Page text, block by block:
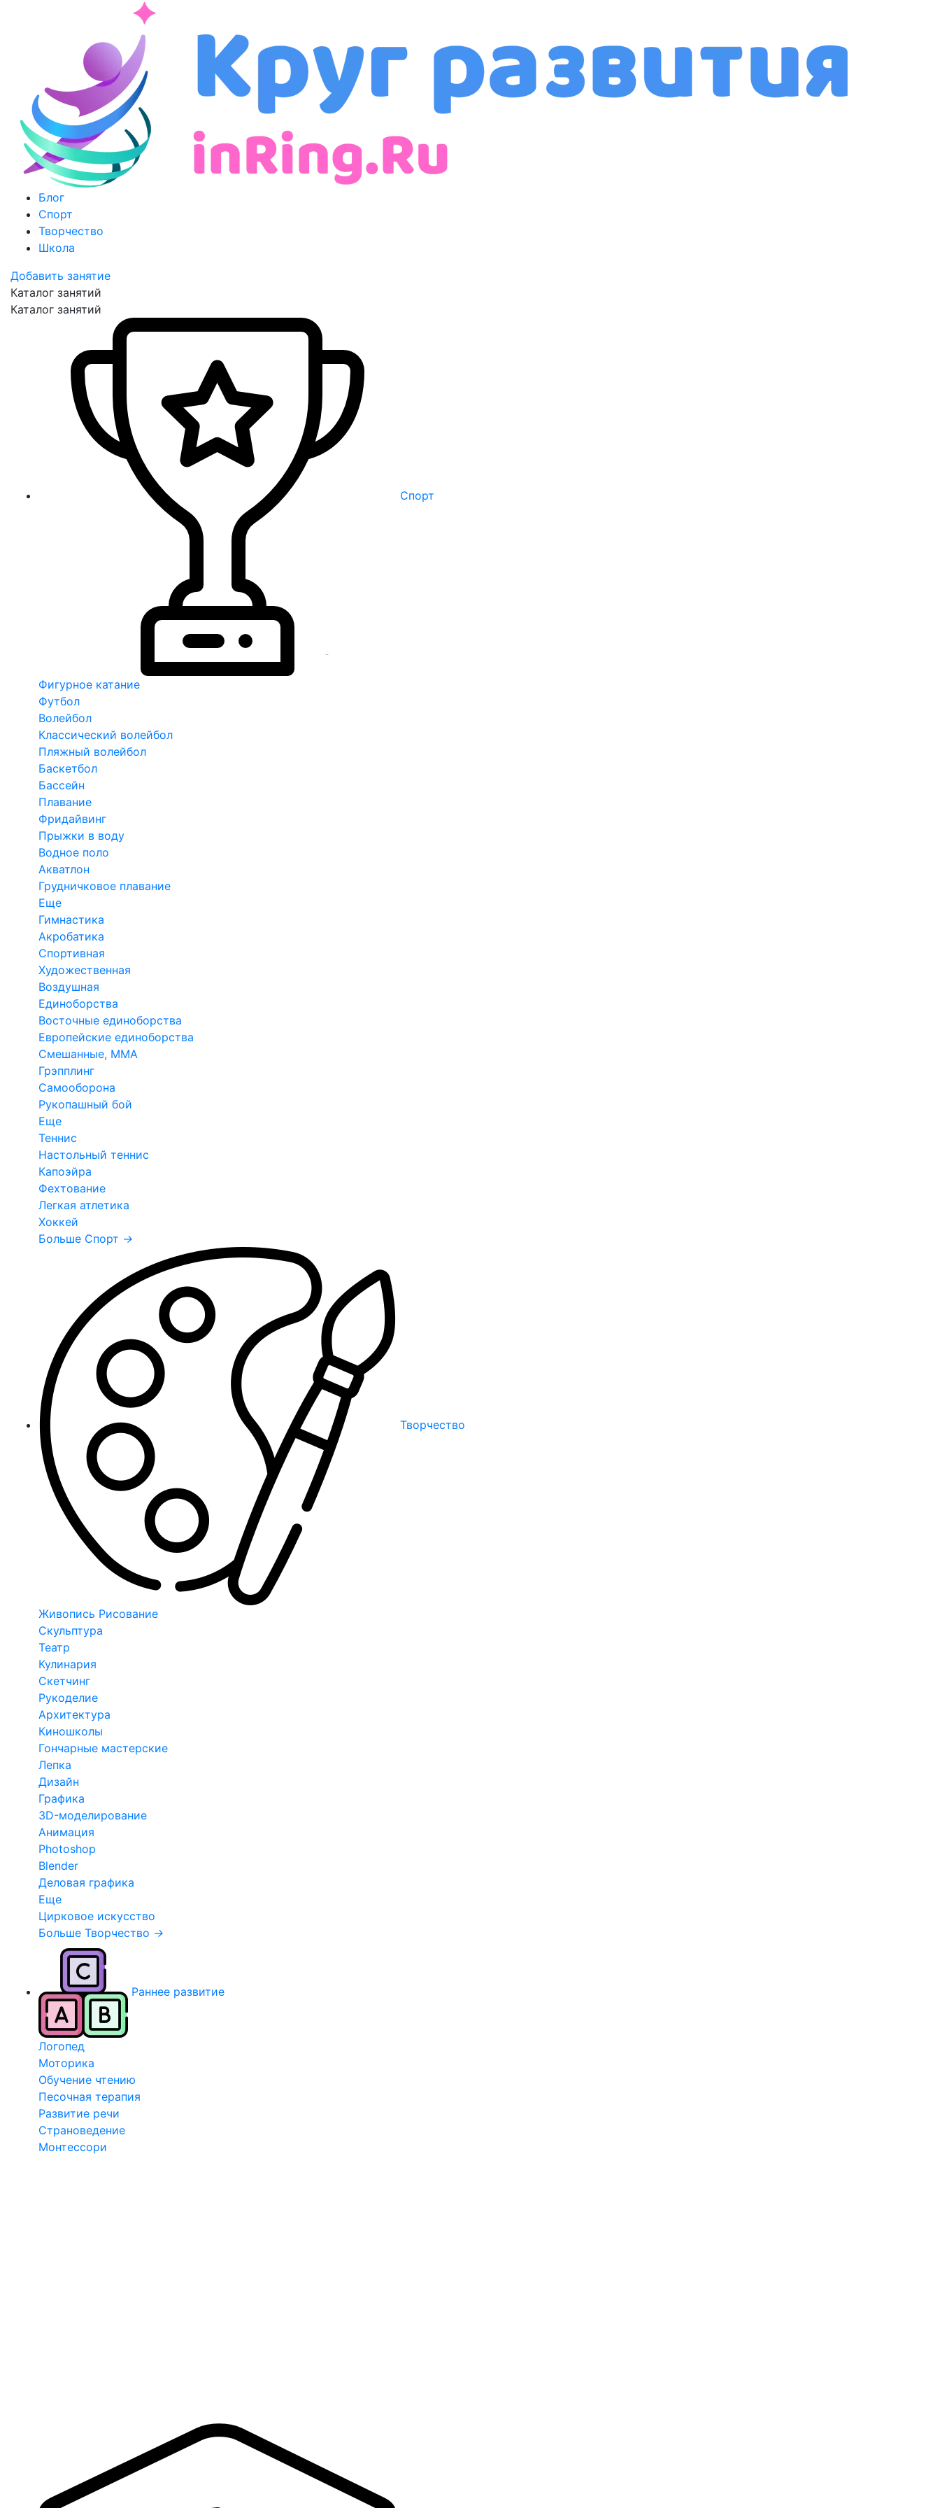
Блог
Спорт
Творчество
Школа
Добавить занятие
Каталог занятий
Каталог занятий
Спорт
Фигурное катание
Футбол
Волейбол
Классический волейбол
Пляжный волейбол
Баскетбол
Бассейн
Плавание
Фридайвинг
Прыжки в воду
Водное поло
Акватлон
Грудничковое плавание
Еще
Гимнастика
Акробатика
Спортивная
Художественная
Воздушная
Единоборства
Восточные единоборства
Европейские единоборства
Смешанные, ММА
Грэпплинг
Самооборона
Рукопашный бой
Еще
Теннис
Настольный теннис
Капоэйра
Фехтование
Легкая атлетика
Хоккей
Больше Спорт →
Творчество
Живопись Рисование
Скульптура
Театр
Кулинария
Скетчинг
Рукоделие
Архитектура
Киношколы
Гончарные мастерские
Лепка
Дизайн
Графика
3D-моделирование
Анимация
Photoshop
Blender
Деловая графика
Еще
Цирковое искусство
Больше Творчество →
Раннее развитие
Логопед
Моторика
Обучение чтению
Песочная терапия
Развитие речи
Страноведение
Монтессори